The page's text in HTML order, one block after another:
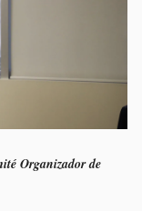
Organizador de